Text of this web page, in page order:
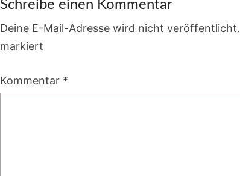
Schreibe einen Kommentar
Deine E-Mail-Adresse wird nicht veröffentlicht.
markiert
Kommentar *